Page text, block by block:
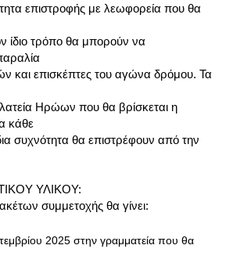
επιστροφής με λεωφορεία που θα
ίδιο τρόπο θα μπορούν να
και επισκέπτες του αγώνα δρόμου. Τα
Ηρώων που θα βρίσκεται η
κάθε
συχνότητα θα επιστρέφουν από την
ΥΛΙΚΟΥ:
συμμετοχής θα γίνει:
2025 στην γραμματεία που θα